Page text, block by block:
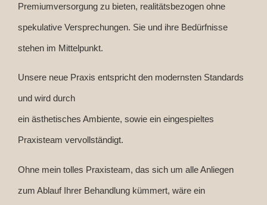
Premiumversorgung zu bieten, realitätsbezogen ohne
spekulative Versprechungen. Sie und ihre Bedürfnisse
stehen im Mittelpunkt.
Unsere neue Praxis entspricht den modernsten Standards
und wird durch
ein ästhetisches Ambiente, sowie ein eingespieltes
Praxisteam vervollständigt.
Ohne mein tolles Praxisteam, das sich um alle Anliegen
zum Ablauf Ihrer Behandlung kümmert, wäre ein